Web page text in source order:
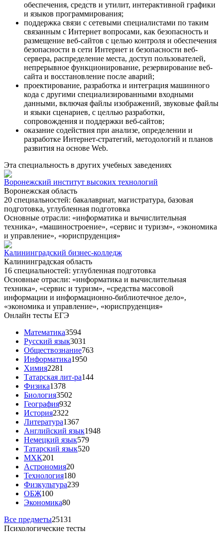
обеспечения, средств и утилит, интерактивной графики
и языков программирования;
поддержка связи с сетевыми специалистами по таким
связанным с Интернет вопросами, как безопасность и
размещение веб-сайтов с целью контроля и обеспечения
безопасности в сети Интернет и безопасности веб-
сервера, распределение места, доступ пользователей,
непрерывное функционирование, резервирование веб-
сайта и восстановление после аварий;
проектирование, разработка и интеграция машинного
кода с другими специализированными входными
данными, включая файлы изображений, звуковые файлы
и языки сценариев, с целлью разработки,
сопровождения и поддержки веб-сайтов;
оказание содействия при анализе, определении и
разработке Интернет-стратегий, методологий и планов
развития на основе Web.
Эта специальность в других учебных заведениях
Воронежский институт высоких технологий
Воронежская область
20 специальностей: бакалавриат, магистратура, базовая
подготовка, углубленная подготовка
Основные отрасли: «информатика и вычислительная
техника», «машиностроение», «сервис и туризм», «экономика
и управление», «юриспруденция»
Калининградский бизнес-колледж
Калининградская область
16 специальностей: углубленная подготовка
Основные отрасли: «информатика и вычислительная
техника», «сервис и туризм», «средства массовой
информации и информационно-библиотечное дело»,
«экономика и управление», «юриспруденция»
Онлайн тесты ЕГЭ
Математика3594
Русский язык3031
Обществознание763
Информатика1950
Химия2281
Татарская лит-ра144
Физика1378
Биология3502
География932
История2322
Литература1367
Английский язык1948
Немецкий язык579
Татарский язык520
МХК201
Астрономия20
Технология180
Физкультура239
ОБЖ100
Экономика80
Все предметы25131
Психологические тесты